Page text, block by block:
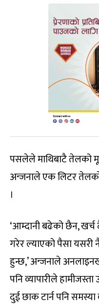
पसलेले माथिबाटै तेलको
अन्जनाले एक लिटर
।
‘आम्दानी बढेको छैन,
गरेर ल्याएको पैसा
हुन्छ,’ अन्जनाले
पनि व्यापारीले
दुई छाक टार्न पनि